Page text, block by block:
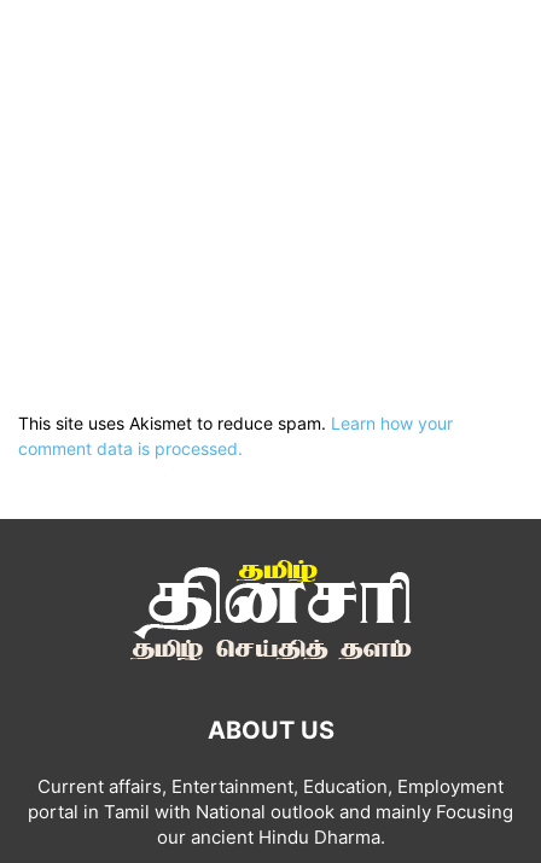
This site uses Akismet to reduce spam. Learn how your
comment data is processed.
ABOUT US
Current affairs, Entertainment, Education, Employment
portal in Tamil with National outlook and mainly Focusing
our ancient Hindu Dharma.